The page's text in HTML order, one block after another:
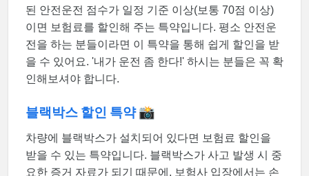
된 안전운전 점수가 일정 기준 이상(보통 70점 이상)
이면 보험료를 할인해 주는 특약입니다. 평소 안전운
전을 하는 분들이라면 이 특약을 통해 쉽게 할인을 받
을 수 있어요. '내가 운전 좀 한다!' 하시는 분들은 꼭 확
인해보셔야 합니다.
블랙박스 할인 특약 📸
차량에 블랙박스가 설치되어 있다면 보험료 할인을
받을 수 있는 특약입니다. 블랙박스가 사고 발생 시 중
요한 증거 자료가 되기 때문에, 보험사 입장에서는 손